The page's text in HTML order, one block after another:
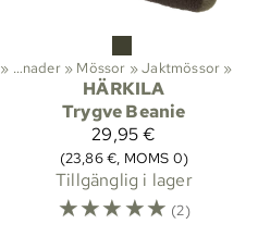
‪» Huvudbonader ‪» Mössor ‪»Jaktmössor ‪»
HÄRKILA
Trygve Beanie
29,95 €
(23,86 €, MOMS 0)
Tillgänglig i lager
☆☆☆☆☆ (2)